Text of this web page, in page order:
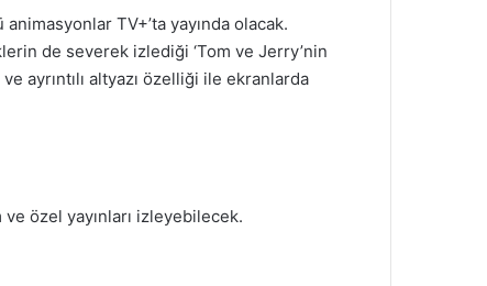
TV+’ta yayında olacak.
de severek izlediği ‘Tom ve Jerry’nin
ayrıntılı altyazı özelliği ile ekranlarda
özel yayınları izleyebilecek.